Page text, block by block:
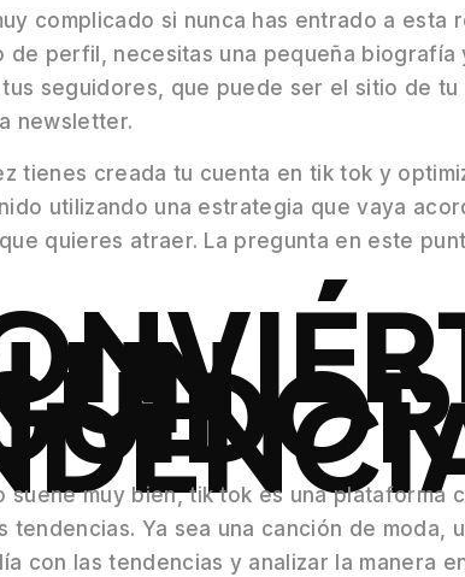
complicado si nunca has entrado a esta
perfil, necesitas una pequeña biografía
seguidores, que puede ser el sitio de
newsletter.
tienes creada tu cuenta en tik tok y
utilizando una estrategia que vaya
quieres atraer. La pregunta en este
UN
suene muy bien, tik tok es una plataforma
tendencias. Ya sea una canción de moda,
con las tendencias y analizar la manera